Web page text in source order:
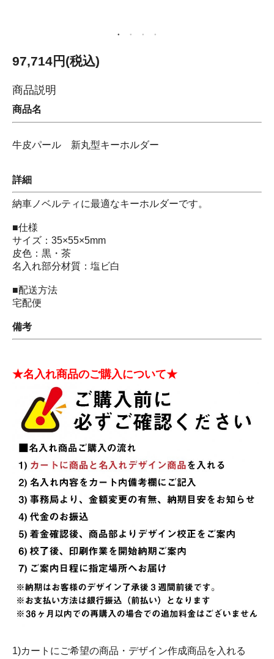
97,714円(税込)
商品説明
商品名
牛皮パール 新丸型キーホルダー
詳細
納車ノベルティに最適なキーホルダーです。
■仕様
サイズ：35×55×5mm
皮色：黒・茶
名入れ部分材質：塩ビ白
■配送方法
宅配便
備考
★名入れ商品のご購入について★
1)カートにご希望の商品・デザイン作成商品を入れる